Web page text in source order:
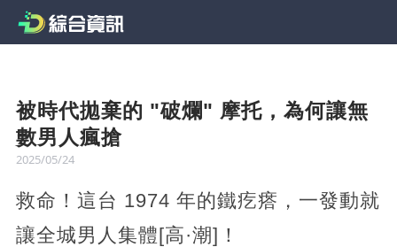
被時代拋棄的 "破爛" 摩托，為何讓無
數男人瘋搶
2025/05/24
救命！這台 1974 年的鐵疙瘩，一發動就
讓全城男人集體[高·潮]！